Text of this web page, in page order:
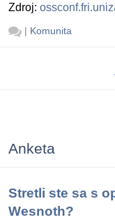
Zdroj:
| Komunita
Anketa
Stretli ste sa s
Wesnoth?